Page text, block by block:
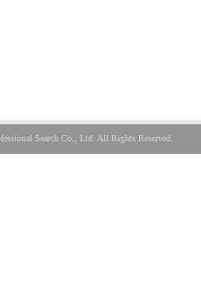
Search Co., Ltd. All Rights Reserved.